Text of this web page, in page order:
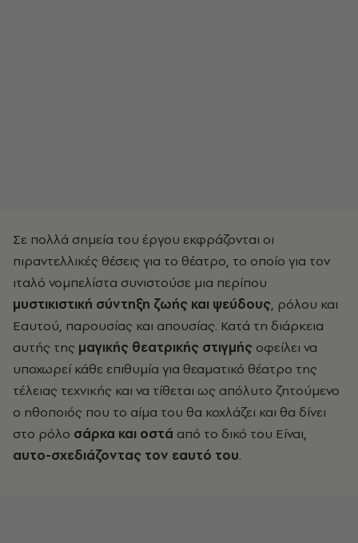
Σε πολλά σημεία του έργου εκφράζονται οι
πιραντελλικές θέσεις για το θέατρο, το οποίο για τον
ιταλό νομπελίστα συνιστούσε μια περίπου
μυστικιστική σύντηξη ζωής και ψεύδους, ρόλου και
Εαυτού, παρουσίας και απουσίας. Κατά τη διάρκεια
αυτής της μαγικής θεατρικής στιγμής οφείλει να
υποχωρεί κάθε επιθυμία για θεαματικό θέατρο της
τέλειας τεχνικής και να τίθεται ως απόλυτο ζητούμενο
ο ηθοποιός που το αίμα του θα κοχλάζει και θα δίνει
στο ρόλο σάρκα και οστά από το δικό του Είναι,
αυτο-σχεδιάζοντας τον εαυτό του.